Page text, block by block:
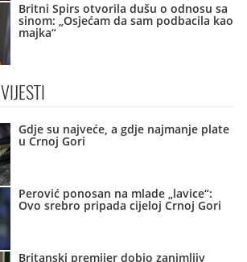
Britni Spirs otvorila dušu o odnosu sa
sinom: „Osjećam da sam podbacila kao
majka“
VIJESTI
Gdje su najveće, a gdje najmanje plate
u Crnoj Gori
Perović ponosan na mlade „lavice“:
Ovo srebro pripada cijeloj Crnoj Gori
Britanski premijer dobio zanimljiv